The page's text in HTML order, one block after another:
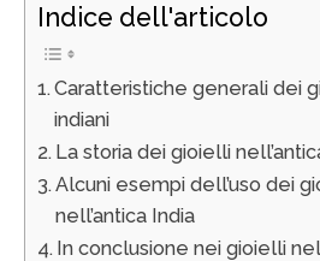
Indice dell'articolo
Caratteristiche generali dei
indiani
La storia dei gioielli
Alcuni esempi dell’uso dei
nell’antica India
In conclusione nei gioielli